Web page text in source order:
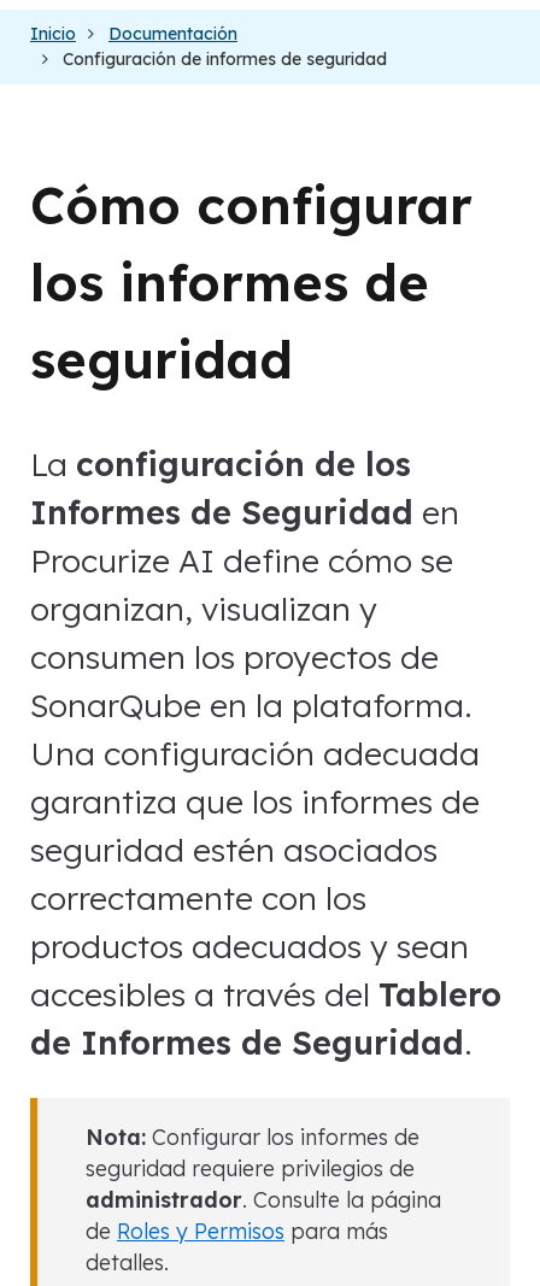
Inicio
Documentación
Configuración de informes de seguridad
Cómo configurar
los informes de
seguridad
La configuración de los
Informes de Seguridad en
Procurize AI define cómo se
organizan, visualizan y
consumen los proyectos de
SonarQube en la plataforma.
Una configuración adecuada
garantiza que los informes de
seguridad estén asociados
correctamente con los
productos adecuados y sean
accesibles a través del Tablero
de Informes de Seguridad.
Nota: Configurar los informes de
seguridad requiere privilegios de
administrador. Consulte la página
de Roles y Permisos para más
detalles.